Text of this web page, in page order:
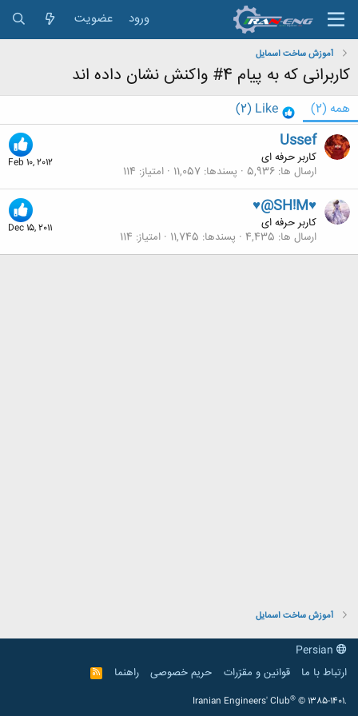
ورود عضویت
آموزش ساخت اسمایل
کاربرانی که به پیام 4# واکنش نشان داده اند
همه (2)
Like
(2)
Feb 10, 2012
Ussef
کاربر حرفه ای
ارسال ها 5,936 پسندها 11,057 امتیاز 114
Dec 15, 2011
♥@SH!M♥
کاربر حرفه ای
ارسال ها 4,435 پسندها 11,745 امتیاز 114
آموزش ساخت اسمایل
ارتباط با ما
قوانین و مقرّرات حریم خصوصی راهنما
R
S
Iranian Engineers' Club® © 1385-1401.